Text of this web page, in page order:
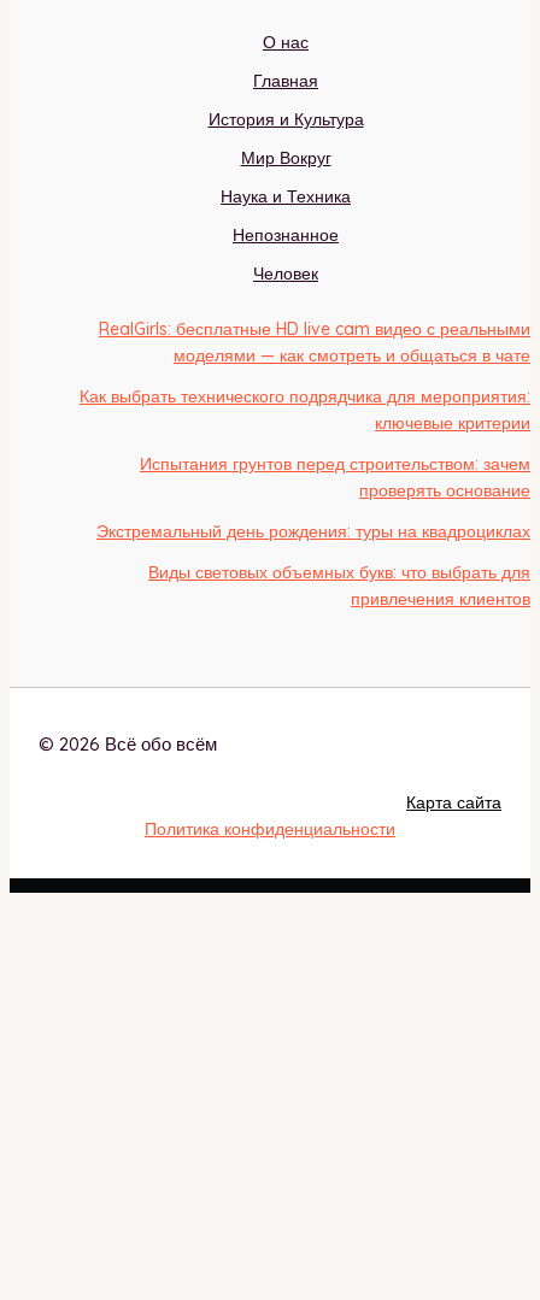
О нас
Главная
История и Культура
Мир Вокруг
Наука и Техника
Непознанное
Человек
RealGirls: бесплатные HD live cam видео с реальными
моделями — как смотреть и общаться в чате
Как выбрать технического подрядчика для мероприятия:
ключевые критерии
Испытания грунтов перед строительством: зачем
проверять основание
Экстремальный день рождения: туры на квадроциклах
Виды световых объемных букв: что выбрать для
привлечения клиентов
© 2026 Всё обо всём
Карта сайта
Политика конфиденциальности